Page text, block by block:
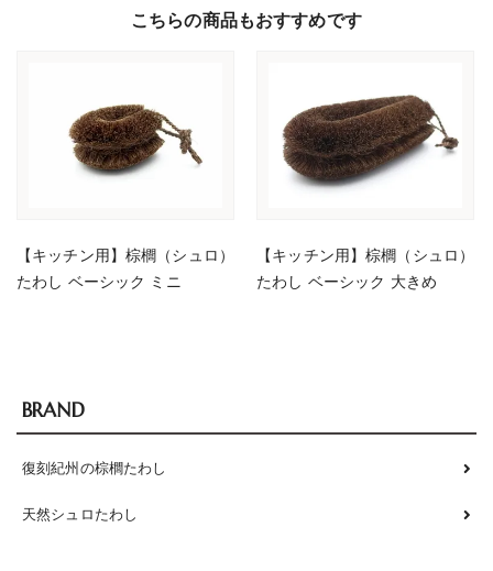
こちらの商品もおすすめです
【キッチン用】棕櫚（シュロ）
たわし ベーシック ミニ
【キッチン用】棕櫚（シュロ）
たわし ベーシック 大きめ
BRAND
復刻紀州の棕櫚たわし
天然シュロたわし